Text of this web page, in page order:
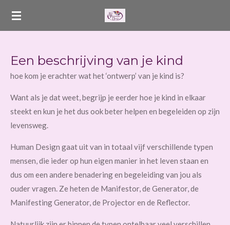
Ga
hoofdinhoud
Een beschrijving van je kind
hoe kom je erachter wat het ‘ontwerp’ van je kind is?
Want als je dat weet, begrijp je eerder hoe je kind in elkaar
steekt en kun je het dus ook beter helpen en begeleiden op zijn
levensweg.
Human Design gaat uit van in totaal vijf verschillende typen
mensen, die ieder op hun eigen manier in het leven staan en
dus om een andere benadering en begeleiding van jou als
ouder vragen. Ze heten de Manifestor, de Generator, de
Manifesting Generator, de Projector en de Reflector.